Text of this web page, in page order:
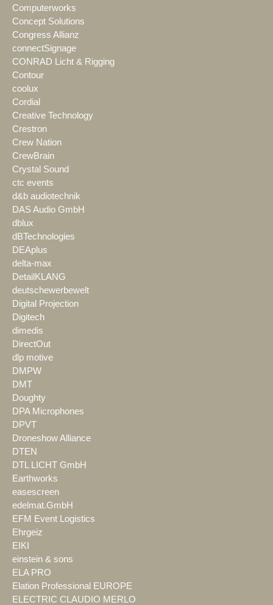
Computerworks
Concept Solutions
Congress Allianz
connectSignage
CONRAD Licht & Rigging
Contour
coolux
Cordial
Creative Technology
Crestron
Crew Nation
CrewBrain
Crystal Sound
ctc events
d&b audiotechnik
DAS Audio GmbH
dblux
dBTechnologies
DEAplus
delta-max
DetailKLANG
deutschewerbewelt
Digital Projection
Digitech
dimedis
DirectOut
dlp motive
DMPW
DMT
Doughty
DPA Microphones
DPVT
Droneshow Alliance
DTEN
DTL LICHT GmbH
Earthworks
easescreen
edelmat.GmbH
EFM Event Logistics
Ehrgeiz
EIKI
einstein & sons
ELA PRO
Elation Professional EUROPE
ELECTRIC CLAUDIO MERLO